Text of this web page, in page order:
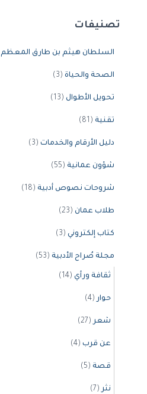
تصنيفات
السلطان هيثم بن طارق المعظم
الصحة والحياة (3)
تحويل الأطوال (13)
تقنية (81)
دليل الأرقام والخدمات (3)
شؤون عمانية (55)
شروحات نصوص أدبية (18)
طلاب عمان (23)
كتاب إلكتروني (3)
مجلة صُراح الأدبية (53)
ثقافة ورأي (14)
حوار(4)
شعر(27)
عن قرب (4)
قصة (5)
نثر(7)